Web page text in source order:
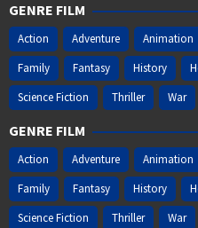
GENRE FILM
Action Adventure Animation
Family
Fantasy History
Science Fiction
Thriller War
GENRE FILM
Action Adventure Animation
Family
Fantasy History
Science Fiction
Thriller War